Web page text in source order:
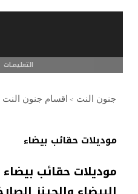
التعليمـــات
جنون النت > اقسام جنون النت
موديلات حقائب بيضاء
موديلات حقائب